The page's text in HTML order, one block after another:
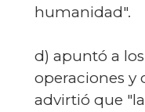
humanidad".
d) apuntó a
operaciones y
advirtió que